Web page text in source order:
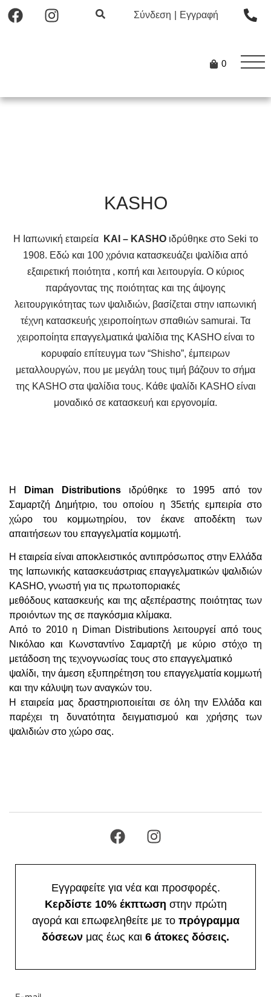
Σύνδεση Εγγραφή
0
KASHO
Η Ιαπωνική εταιρεία KAI – KASHOιδρύθηκε στο Seki το
1908. Εδώ και 100 χρόνια κατασκευάζει ψαλίδια από
εξαιρετική ποιότητα , κοπή και λειτουργία. Ο κύριος
παράγοντας της ποιότητας και της άψογης
λειτουργικότητας των ψαλιδιών, βασίζεται στην ιαπωνική
τέχνη κατασκευής χειροποίητων σπαθιών samurai. Τα
χειροποίητα επαγγελματικά ψαλίδια της KASHO είναι το
κορυφαίο επίτευγμα των “Shisho”, έμπειρων
μεταλλουργών, που με μεγάλη τους τιμή βάζουν το σήμα
της KASHO στα ψαλίδια τους. Κάθε ψαλίδι KASHO είναι
μοναδικό σε κατασκευή και εργονομία.
Η Diman Distributions ιδρύθηκε το 1995 από τον
Σαμαρτζή Δημήτριο, του οποίου η 35ετής εμπειρία στο
χώρο του κομμωτηρίου, τον έκανε αποδέκτη των
απαιτήσεων του επαγγελματία κομμωτή.
Η εταιρεία είναι αποκλειστικός αντιπρόσωπος στην Ελλάδα
της Ιαπωνικής κατασκευάστριας επαγγελματικών ψαλιδιών
KASHO, γνωστή για τις πρωτοποριακές
μεθόδους κατασκευής και της αξεπέραστης ποιότητας των
προιόντων της σε παγκόσμια κλίμακα.
Από το 2010 η Diman Distributions λειτουργεί από τους
Νικόλαο και Κωνσταντίνο Σαμαρτζή με κύριο στόχο τη
μετάδοση της τεχνογνωσίας τους στο επαγγελματικό
ψαλίδι, την άμεση εξυπηρέτηση του επαγγελματία κομμωτή
και την κάλυψη των αναγκών του.
Η εταιρεία μας δραστηριοποιείται σε όλη την Ελλάδα και
παρέχει τη δυνατότητα δειγματισμού και χρήσης των
ψαλιδιών στο χώρο σας.
Εγγραφείτε για νέα και προσφορές.
Κερδίστε 10% έκπτωση στην πρώτη
αγορά και επωφεληθείτε με το πρόγραμμα
δόσεων μας έως και 6 άτοκες δόσεις.